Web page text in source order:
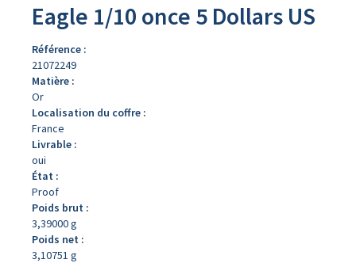
Eagle 1/10 once 5 Dollars US
Référence :
21072249
Matière :
Or
Localisation du coffre :
France
Livrable :
oui
État :
Proof
Poids brut :
3,39000 g
Poids net :
3,10751 g